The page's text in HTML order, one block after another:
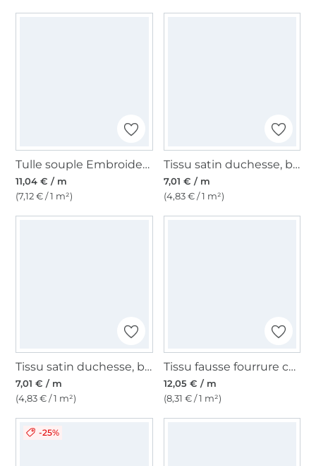
Tulle souple Embroidery Flowers, blanc
11,04 € / m
(7,12 € / 1 m²)
Tissu satin duchesse, blanc cassé
7,01 € / m
(4,83 € / 1 m²)
Tissu satin duchesse, blanc
7,01 € / m
(4,83 € / 1 m²)
Tissu fausse fourrure côtelé stripy rainbow, coloré
12,05 € / m
(8,31 € / 1 m²)
-25%